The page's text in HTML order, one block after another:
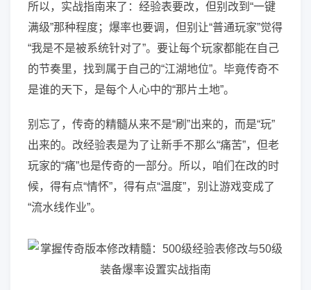
所以，实战指南来了：经验表要改，但别改到“一键
满级”那种程度；爆率也要调，但别让“普通玩家”觉得
“我是不是被系统针对了”。要让每个玩家都能在自己
的节奏里，找到属于自己的“江湖地位”。毕竟传奇不
是谁的天下，是每个人心中的“那片土地”。
别忘了，传奇的精髓从来不是“刷”出来的，而是“玩”
出来的。改经验表是为了让新手不那么“痛苦”，但老
玩家的“痛”也是传奇的一部分。所以，咱们在改的时
候，得有点“情怀”，得有点“温度”，别让游戏变成了
“流水线作业”。